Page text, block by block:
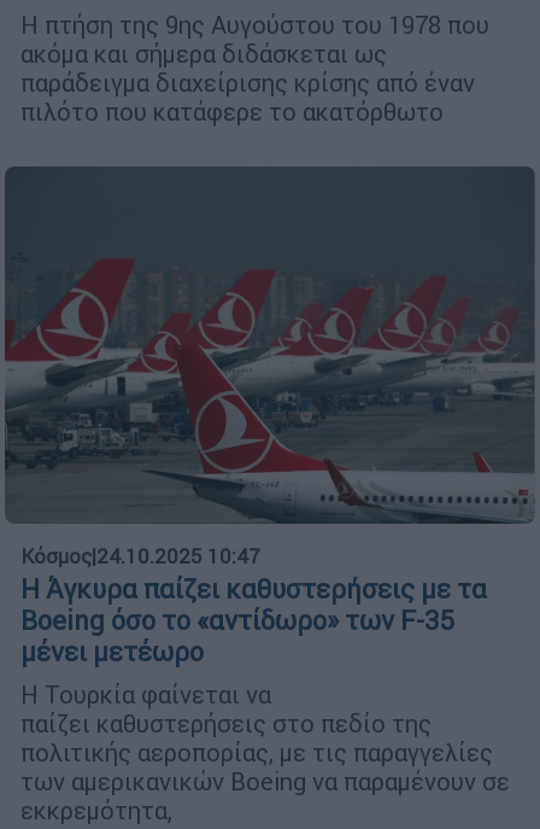
Η πτήση της 9ης Αυγούστου του 1978 που
ακόμα και σήμερα διδάσκεται ως
παράδειγμα διαχείρισης κρίσης από έναν
πιλότο που κατάφερε το ακατόρθωτο
Κόσμος|24.10.2025 10:47
Η Άγκυρα παίζει καθυστερήσεις με τα
Boeing όσο το «αντίδωρο» των F-35
μένει μετέωρο
Η Τουρκία φαίνεται να
παίζει καθυστερήσεις στο πεδίο της
πολιτικής αεροπορίας, με τις παραγγελίες
των αμερικανικών Boeing να παραμένουν σε
εκκρεμότητα,